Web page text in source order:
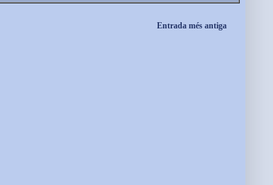
Entrada més antiga